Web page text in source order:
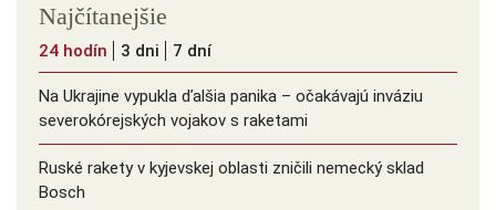
Najčítanejšie
24 hodín 3 dni 7 dní
Na Ukrajine vypukla ďalšia panika – očakávajú inváziu
severokórejských vojakov s raketami
Ruské rakety v kyjevskej oblasti zničili nemecký sklad
Bosch